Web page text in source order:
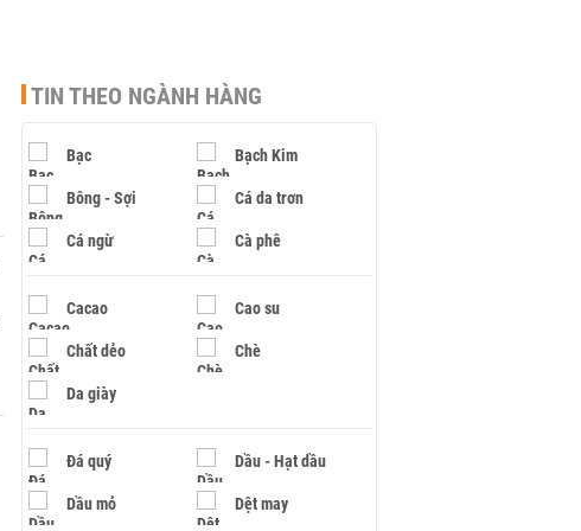
TIN THEO NGÀNH HÀNG
Bạc Bạch Kim
Bông - Sợi Cá da trơn
Cá ngừ Cà phê
Cacao Cao su
Chất dẻo Chè
Da giày
Đá quý Dầu - Hạt dầu
Dầu mỏ Dệt may